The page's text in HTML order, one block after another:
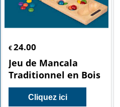
€ 24.00
Jeu de Mancala
Traditionnel en Bois
Cliquez ici